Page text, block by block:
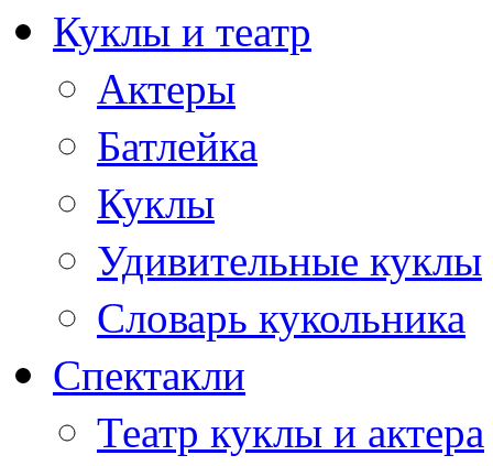
Куклы и театр
Актеры
Батлейка
Куклы
Удивительные куклы
Словарь кукольника
Спектакли
Театр куклы и актера